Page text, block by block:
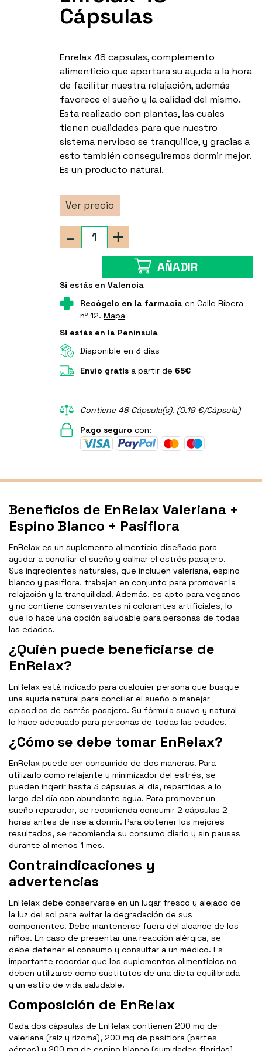
Cápsulas
Enrelax 48 capsulas, complemento
alimenticio que aportara su ayuda a la hora
de facilitar nuestra relajación, además
favorece el sueño y la calidad del mismo.
Esta realizado con plantas, las cuales
tienen cualidades para que nuestro
sistema nervioso se tranquilice, y gracias a
esto también conseguiremos dormir mejor.
Es un producto natural.
Ver precio
+
-
AÑADIR
Si estás en Valencia
Recógelo en la farmacia en Calle Ribera
nº 12.Mapa
Si estás en la Península
Disponible en 3 días
Envío gratis a partir de 65€
Contiene 48 Cápsula(s). (0.19 €/Cápsula)
Pago seguro con:
Beneficios de EnRelax Valeriana +
Espino Blanco + Pasiflora
EnRelax es un suplemento alimenticio diseñado para
ayudar a conciliar el sueño y calmar el estrés pasajero.
Sus ingredientes naturales, que incluyen valeriana, espino
blanco y pasiflora, trabajan en conjunto para promover la
relajación y la tranquilidad. Además, es apto para veganos
y no contiene conservantes ni colorantes artificiales, lo
que lo hace una opción saludable para personas de todas
las edades.
¿Quién puede beneficiarse de
EnRelax?
EnRelax está indicado para cualquier persona que busque
una ayuda natural para conciliar el sueño o manejar
episodios de estrés pasajero. Su fórmula suave y natural
lo hace adecuado para personas de todas las edades.
¿Cómo se debe tomar EnRelax?
EnRelax puede ser consumido de dos maneras. Para
utilizarlo como relajante y minimizador del estrés, se
pueden ingerir hasta 3 cápsulas al día, repartidas a lo
largo del día con abundante agua. Para promover un
sueño reparador, se recomienda consumir 2 cápsulas 2
horas antes de irse a dormir. Para obtener los mejores
resultados, se recomienda su consumo diario y sin pausas
durante al menos 1 mes.
Contraindicaciones y
advertencias
EnRelax debe conservarse en un lugar fresco y alejado de
la luz del sol para evitar la degradación de sus
componentes. Debe mantenerse fuera del alcance de los
niños. En caso de presentar una reacción alérgica, se
debe detener el consumo y consultar a un médico. Es
importante recordar que los suplementos alimenticios no
deben utilizarse como sustitutos de una dieta equilibrada
y un estilo de vida saludable.
Composición de EnRelax
Cada dos cápsulas de EnRelax contienen 200 mg de
valeriana (raíz y rizoma), 200 mg de pasiflora (partes